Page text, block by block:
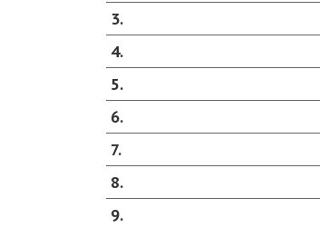
3
4
5
6
7
8
9